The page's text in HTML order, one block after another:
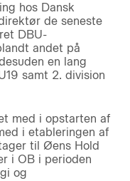
hos Dansk
de seneste
DBU-
andet på
en lang
samt 2. division
med i opstarten af
i etableringen af
til Øens Hold
i OB i perioden
og